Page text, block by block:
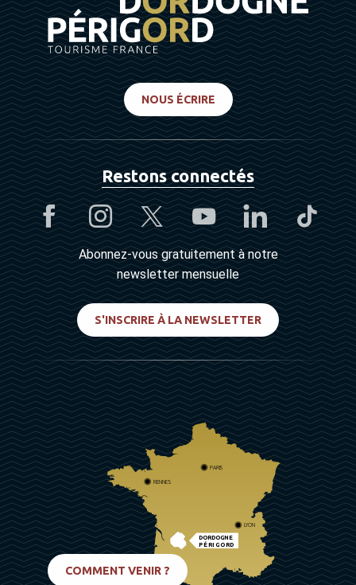
NOUS ÉCRIRE
Restons connectés
Abonnez-vous gratuitement à notre
newsletter mensuelle
S'INSCRIRE À LA NEWSLETTER
DORDOGNE
PÉRIGORD
PARIS
RENNES
LYON
COMMENT VENIR ?